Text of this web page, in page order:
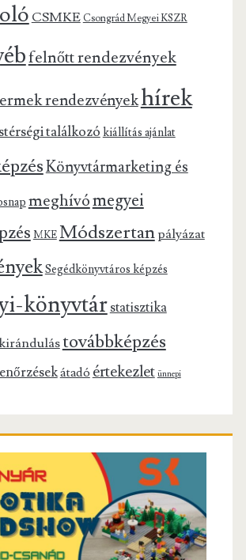
CSMKE Csongrád Megyei KSZR
felnőtt rendezvények
rendezvényekhírek
találkozó kiállítás ajánlat
Könyvtármarketing és
meghívómegyei
MKE Módszertanpályázat
Segédkönyvtáros képzés
könyvtárstatisztika
továbbképzés
átadóértekezlet ünnepi